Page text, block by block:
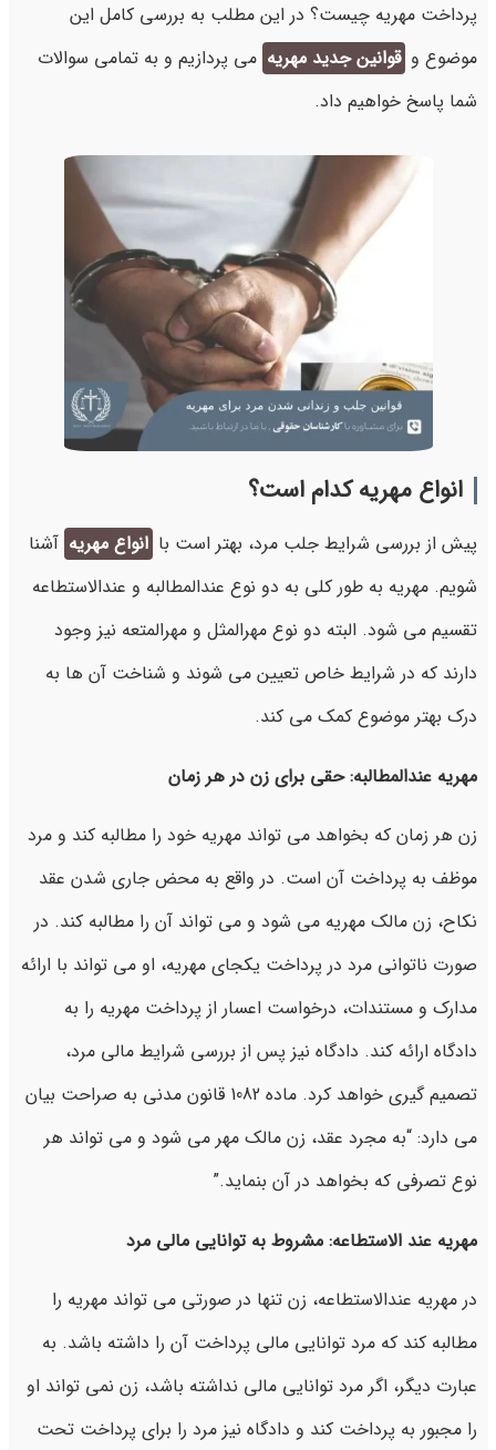
پرداخت مهریه چیست؟ در این مطلب به بررسی کامل این
موضوع و قوانین جدید مهریه می پردازیم و به تمامی سوالات
شما پاسخ خواهیم داد.
انواع مهریه کدام است؟
پیش از بررسی شرایط جلب مرد، بهتر است با انواع مهریه آشنا
شویم. مهریه به طور کلی به دو نوع عندالمطالبه و عندالاستطاعه
تقسیم می شود. البته دو نوع مهرالمثل و مهرالمتعه نیز وجود
دارند که در شرایط خاص تعیین می شوند و شناخت آن ها به
درک بهتر موضوع کمک می کند.
مهریه عندالمطالبه: حقی برای زن در هر زمان
زن هر زمان که بخواهد می تواند مهریه خود را مطالبه کند و مرد
موظف به پرداخت آن است. در واقع به محض جاری شدن عقد
نکاح، زن مالک مهریه می شود و می تواند آن را مطالبه کند. در
صورت ناتوانی مرد در پرداخت یکجای مهریه، او می تواند با ارائه
مدارک و مستندات، درخواست اعسار از پرداخت مهریه را به
دادگاه ارائه کند. دادگاه نیز پس از بررسی شرایط مالی مرد،
تصمیم گیری خواهد کرد. ماده 1082 قانون مدنی به صراحت بیان
می دارد: “به مجرد عقد، زن مالک مهر می شود و می تواند هر
نوع تصرفی که بخواهد در آن بنماید.”
مهریه عند الاستطاعه: مشروط به توانایی مالی مرد
در مهریه عندالاستطاعه، زن تنها در صورتی می تواند مهریه را
مطالبه کند که مرد توانایی مالی پرداخت آن را داشته باشد. به
عبارت دیگر، اگر مرد توانایی مالی نداشته باشد، زن نمی تواند او
را مجبور به پرداخت کند و دادگاه نیز مرد را برای پرداخت تحت